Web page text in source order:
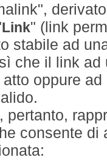
Link" (link
stabile ad
che il link
oppure
pertanto,
consente